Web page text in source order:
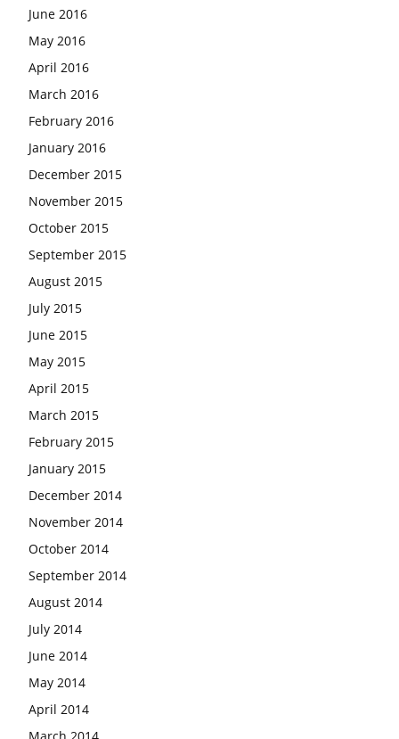
June 2016
May 2016
April 2016
March 2016
February 2016
January 2016
December 2015
November 2015
October 2015
September 2015
August 2015
July 2015
June 2015
May 2015
April 2015
March 2015
February 2015
January 2015
December 2014
November 2014
October 2014
September 2014
August 2014
July 2014
June 2014
May 2014
April 2014